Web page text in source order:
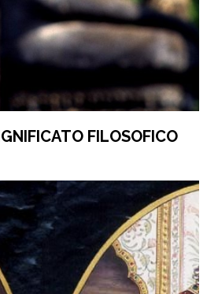
FILOSOFICO